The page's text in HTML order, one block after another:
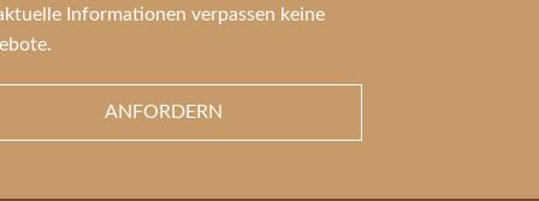
Informationen verpassen keine
ANFORDERN